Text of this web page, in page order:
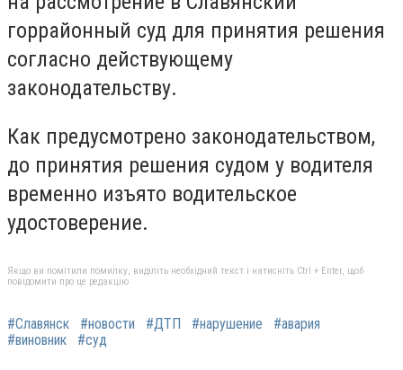
горрайонный суд для принятия решения
согласно действующему
законодательству.
Как предусмотрено законодательством,
до принятия решения судом у водителя
временно изъято водительское
удостоверение.
Якщо ви помітили помилку, виділіть необхідний текст і натисніть Ctrl + Enter, щоб
повідомити про це редакцію
#Славянск #новости #ДТП #нарушение
#авария
#виновник
#суд